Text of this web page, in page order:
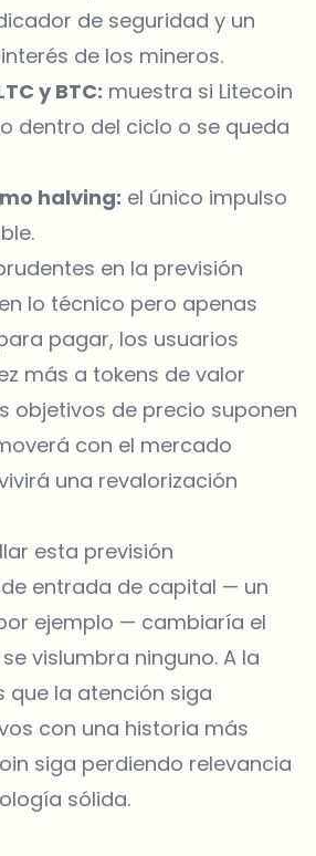
de seguridad y un
de los mineros.
y BTC: muestra si Litecoin
dentro del ciclo o se queda
halving: el único impulso
en la previsión
lo técnico pero apenas
pagar, los usuarios
más a tokens de valor
objetivos de precio suponen
con el mercado
una revalorización
esta previsión
entrada de capital — un
ejemplo — cambiaría el
vislumbra ninguno. A la
que la atención siga
con una historia más
siga perdiendo relevancia
sólida.